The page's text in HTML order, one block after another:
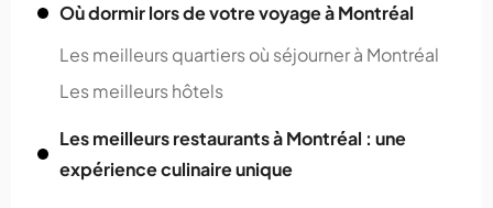
Où dormir lors de votre voyage à Montréal
Les meilleurs quartiers où séjourner à Montréal
Les meilleurs hôtels
Les meilleurs restaurants à Montréal : une
expérience culinaire unique